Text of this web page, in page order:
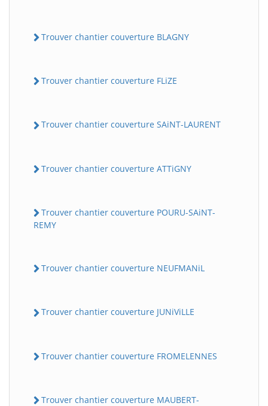
Trouver chantier couverture BLAGNY
Trouver chantier couverture FLiZE
Trouver chantier couverture SAiNT-LAURENT
Trouver chantier couverture ATTiGNY
Trouver chantier couverture POURU-SAiNT-
REMY
Trouver chantier couverture NEUFMANiL
Trouver chantier couverture JUNiViLLE
Trouver chantier couverture FROMELENNES
Trouver chantier couverture MAUBERT-